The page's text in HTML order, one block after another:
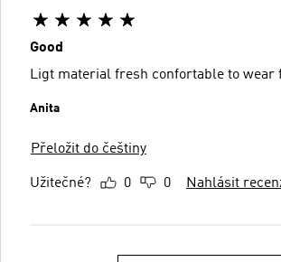
Good
Ligt material fresh confortable to wear
Anita
Přeložit do češtiny
Užitečné? 0 0 Nahlásit